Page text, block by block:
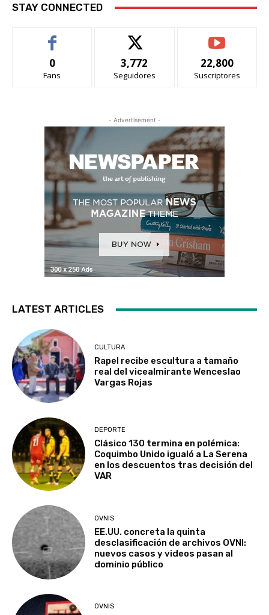
STAY CONNECTED
0
Fans
3,772
Seguidores
22,800
Suscriptores
- Advertisement -
LATEST ARTICLES
CULTURA
Rapel recibe escultura a tamaño
real del vicealmirante Wenceslao
Vargas Rojas
DEPORTE
Clásico 130 termina en polémica:
Coquimbo Unido igualó a La Serena
en los descuentos tras decisión del
VAR
OVNIS
EE.UU. concreta la quinta
desclasificación de archivos OVNI:
nuevos casos y videos pasan al
dominio público
OVNIS